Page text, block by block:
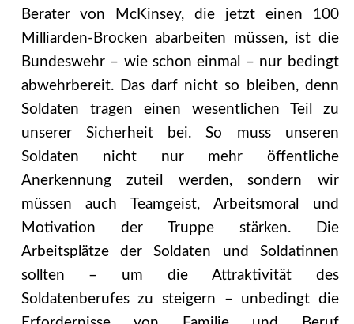
Berater von McKinsey, die jetzt einen 100
Milliarden-Brocken abarbeiten müssen, ist die
Bundeswehr – wie schon einmal – nur bedingt
abwehrbereit. Das darf nicht so bleiben, denn
Soldaten tragen einen wesentlichen Teil zu
unserer Sicherheit bei. So muss unseren
Soldaten nicht nur mehr öffentliche
Anerkennung zuteil werden, sondern wir
müssen auch Teamgeist, Arbeitsmoral und
Motivation der Truppe stärken. Die
Arbeitsplätze der Soldaten und Soldatinnen
sollten – um die Attraktivität des
Soldatenberufes zu steigern – unbedingt die